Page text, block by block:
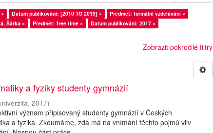
Datum publikování: [2010 TO 2019] ×
Předmět: formální vzdělávání ×
Šárka × Předmět: free time ×
Datum publikování: 2017 ×
Zobrazit pokročilé filtry
a fyziky studenty gymnázií
,2017)
význam připisovaný studenty gymnázií v Českých
a fyzika. Zkoumáme, zda má na vnímání těchto pojmů vliv